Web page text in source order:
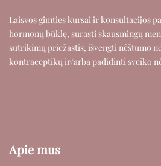
Laisvos gimties kursai ir konsultacijos
hormonų būklę, surasti skausmingų
sutrikimų priežastis, išvengti nėštumo
kontraceptikų ir/arba padidinti sveiko
Apie mus